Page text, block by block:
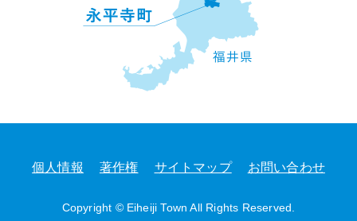
個人情報 著作権 サイトマップ お問い合わせ
Copyright © Eiheiji Town All Rights Reserved.